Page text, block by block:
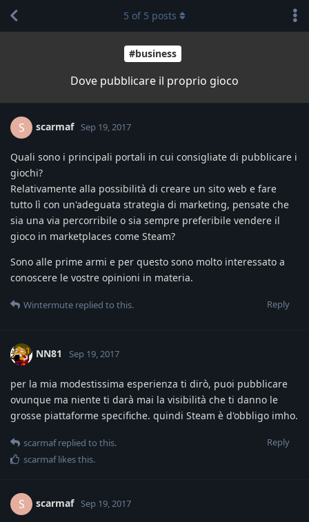
#business
Dove pubblicare il proprio gioco
5 of 5 posts
S scarmaf Sep 19, 2017
Quali sono i principali portali in cui consigliate di pubblicare i
giochi?
Relativamente alla possibilità di creare un sito web e fare
tutto lì con un'adeguata strategia di marketing, pensate che
sia una via percorribile o sia sempre preferibile vendere il
gioco in marketplaces come Steam?
Sono alle prime armi e per questo sono molto interessato a
conoscere le vostre opinioni in materia.
Reply
Wintermute replied to this.
NN81 Sep 19, 2017
per la mia modestissima esperienza ti dirò, puoi pubblicare
ovunque ma niente ti darà mai la visibilità che ti danno le
grosse piattaforme specifiche. quindi Steam è d'obbligo imho.
Reply
scarmafreplied to this.
scarmaflikes this.
S scarmaf Sep 19, 2017